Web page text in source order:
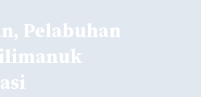
Pelabuhan